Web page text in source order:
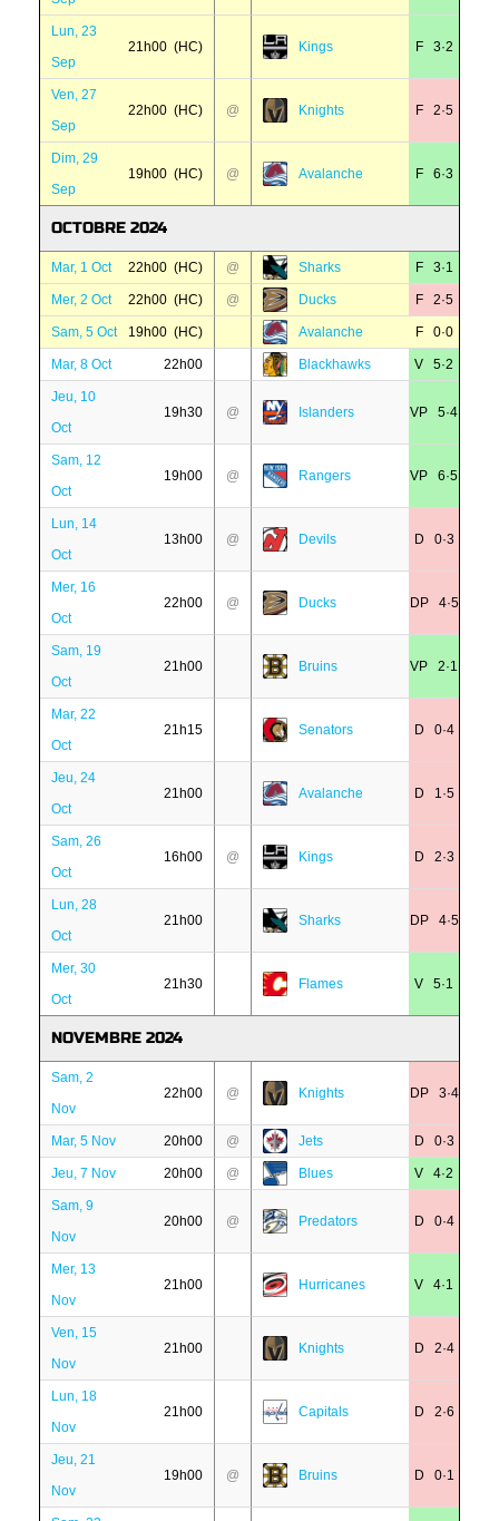
Lun, 23
Sep
21h00 (HC) Kings F 3·2
Ven, 27
Sep
22h00 (HC) @ Knights F 2·5
Dim, 29
Sep
19h00 (HC) @ Avalanche F 6·3
OCTOBRE 2024
Mar, 1 Oct 22h00 (HC) @ Sharks F 3·1
Mer, 2 Oct 22h00 (HC) @ Ducks F 2·5
Sam, 5 Oct 19h00 (HC) Avalanche F 0·0
Mar, 8 Oct 22h00 Blackhawks V 5·2
Jeu, 10
Oct
19h30 @ Islanders VP 5·4
Sam, 12
Oct
19h00 @ Rangers VP 6·5
Lun, 14
Oct
13h00 @ Devils D 0·3
Mer, 16
Oct
22h00 @ Ducks DP 4·5
Sam, 19
Oct
21h00 Bruins VP 2·1
Mar, 22
Oct
21h15 Senators D 0·4
Jeu, 24
Oct
21h00 Avalanche D 1·5
Sam, 26
Oct
16h00 @ Kings D 2·3
Lun, 28
Oct
21h00 Sharks DP 4·5
Mer, 30
Oct
21h30 Flames V 5·1
NOVEMBRE 2024
Sam, 2
Nov
22h00 @ Knights DP 3·4
Mar, 5 Nov 20h00 @ Jets D 0·3
Jeu, 7 Nov 20h00 @ Blues V 4·2
Sam, 9
Nov
20h00 @ Predators D 0·4
Mer, 13
Nov
21h00 Hurricanes V 4·1
Ven, 15
Nov
21h00 Knights D 2·4
Lun, 18
Nov
21h00 Capitals D 2·6
Jeu, 21
Nov
19h00 @ Bruins D 0·1